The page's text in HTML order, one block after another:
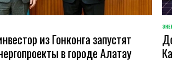
из Гонконга запустят
в городе Алатау
IN